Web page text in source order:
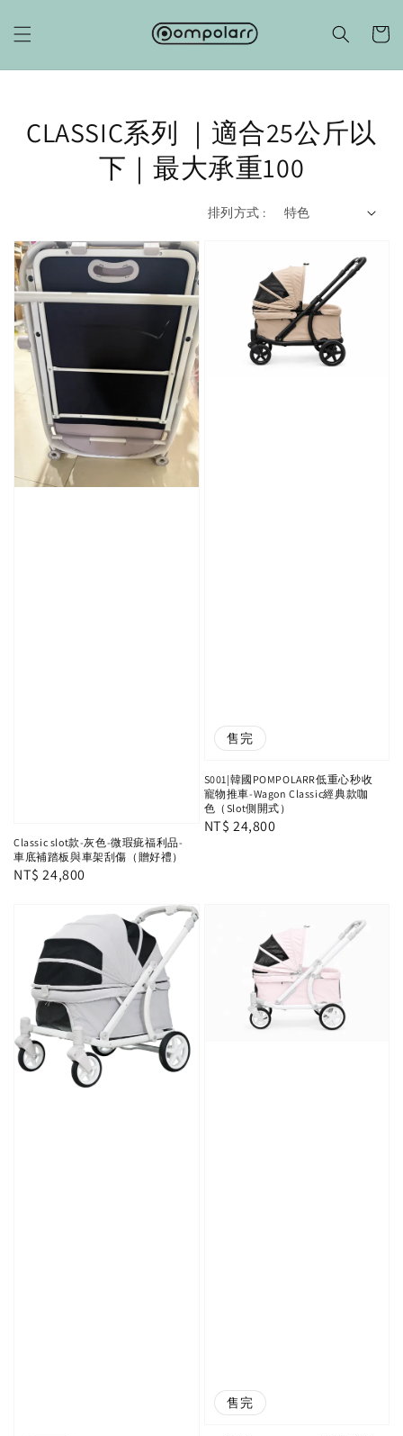
CLASSIC系列 ｜適合25公斤以
下｜最大承重100
排列方式 :
Classic slot款-灰色-微瑕疵福利品-
車底補踏板與車架刮傷（贈好禮）
Regular
NT$ 24,800
售完
S001|韓國POMPOLARR低重心秒收
寵物推車-Wagon Classic經典款咖
色（Slot側開式）
Regular
NT$ 24,800
售完